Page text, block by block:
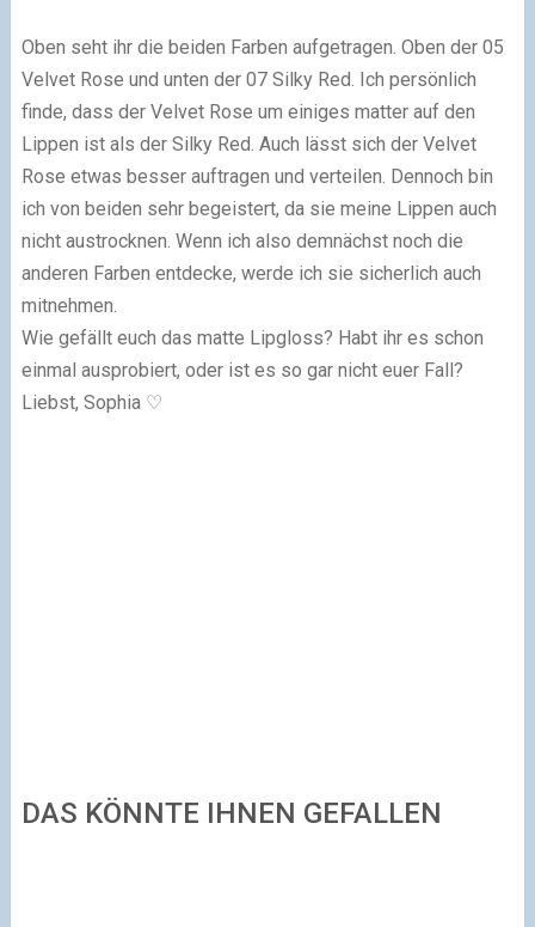
Oben seht ihr die beiden Farben aufgetragen. Oben der 05
Velvet Rose und unten der 07 Silky Red. Ich persönlich
finde, dass der Velvet Rose um einiges matter auf den
Lippen ist als der Silky Red. Auch lässt sich der Velvet
Rose etwas besser auftragen und verteilen. Dennoch bin
ich von beiden sehr begeistert, da sie meine Lippen auch
nicht austrocknen. Wenn ich also demnächst noch die
anderen Farben entdecke, werde ich sie sicherlich auch
mitnehmen.
Wie gefällt euch das matte Lipgloss? Habt ihr es schon
einmal ausprobiert, oder ist es so gar nicht euer Fall?
Liebst, Sophia ♡
DAS KÖNNTE IHNEN GEFALLEN